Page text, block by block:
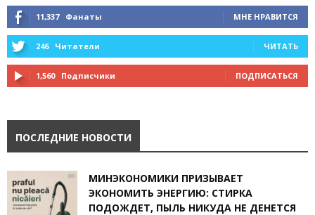
11,337 Фанаты МНЕ НРАВИТСЯ
246 Читатели ЧИТАТЬ
1,560 Подписчики ПОДПИСАТЬСЯ
ПОСЛЕДНИЕ НОВОСТИ
МИНЭКОНОМИКИ ПРИЗЫВАЕТ
ЭКОНОМИТЬ ЭНЕРГИЮ: СТИРКА
ПОДОЖДЕТ, ПЫЛЬ НИКУДА НЕ ДЕНЕТСЯ